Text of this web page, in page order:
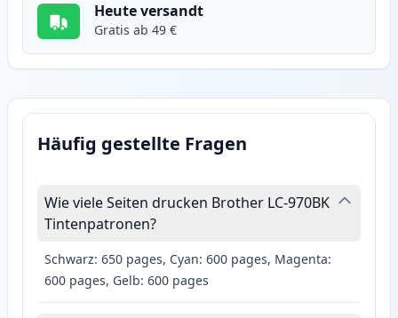
Heute versandt
Gratis ab 49 €
Häufig gestellte Fragen
Wie viele Seiten drucken Brother LC-970BK
Tintenpatronen?
Schwarz: 650 pages, Cyan: 600 pages, Magenta:
600 pages, Gelb: 600 pages